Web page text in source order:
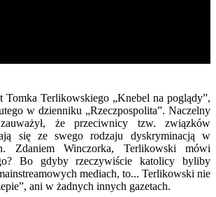
Tomka Terlikowskiego „Knebel na poglądy”,
w dzienniku „Rzeczpospolita”. Naczelny
że przeciwnicy tzw. związków
się ze swego rodzaju dyskryminacją w
Zdaniem Winczorka, Terlikowski mówi
Bo gdyby rzeczywiście katolicy byliby
mediach, to... Terlikowski nie
ani w żadnych innych gazetach.